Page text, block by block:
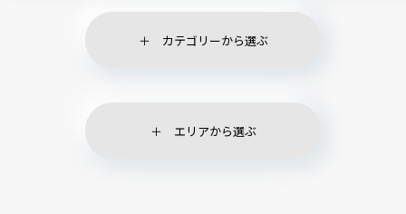
カテゴリーから選ぶ
エリアから選ぶ